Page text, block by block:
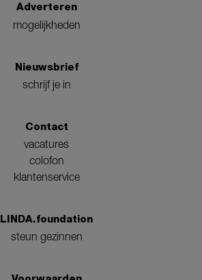
Adverteren
mogelijkheden
Nieuwsbrief
schrijf je in
Contact
vacatures
colofon
klantenservice
LINDA.foundation
steun gezinnen